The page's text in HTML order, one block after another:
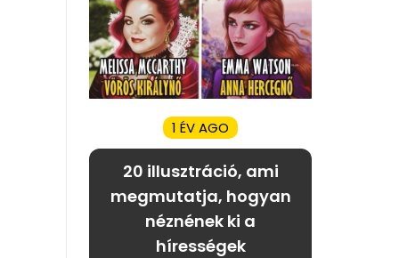
1 ÉV AGO
20 illusztráció, ami
megmutatja, hogyan
néznének ki a
hírességek